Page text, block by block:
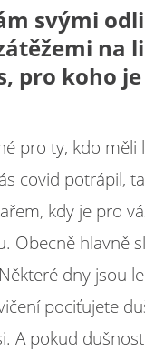
svými
na
pro koho
pro ty, kdo měli
covid potrápil,
kdy je pro
Obecně hlavně
dny jsou
pociťujete
A pokud